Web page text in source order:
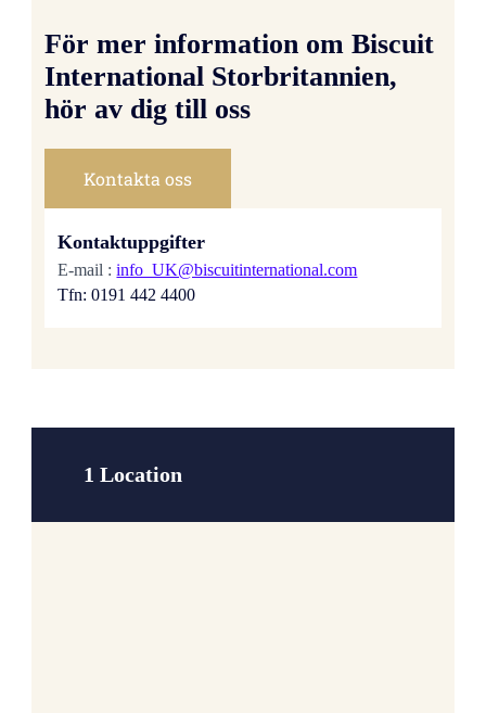
För mer information om Biscuit
International Storbritannien,
hör av dig till oss
Kontakta oss
Kontaktuppgifter
E-mail :info_UK@biscuitinternational.com
Tfn: 0191 442 4400
1 Location